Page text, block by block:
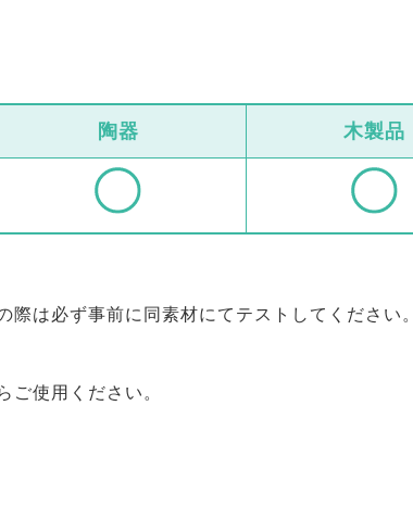
陶器 木製品
は必ず事前に同素材にてテストしてください。
使用ください。